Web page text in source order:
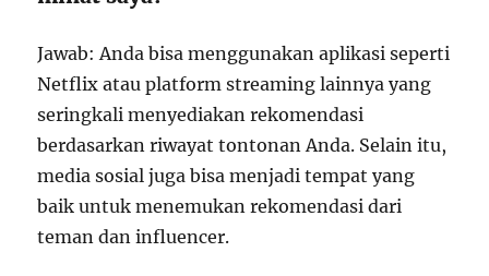
Jawab: Anda bisa menggunakan aplikasi seperti
Netflix atau platform streaming lainnya yang
seringkali menyediakan rekomendasi
berdasarkan riwayat tontonan Anda. Selain itu,
media sosial juga bisa menjadi tempat yang
baik untuk menemukan rekomendasi dari
teman dan influencer.